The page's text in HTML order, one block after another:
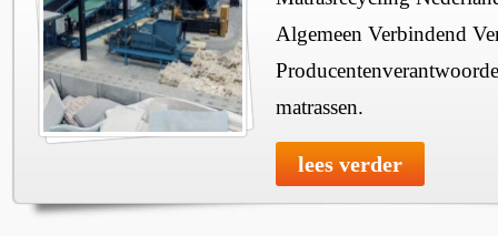
Algemeen Verbindend
matrassen.
lees verder